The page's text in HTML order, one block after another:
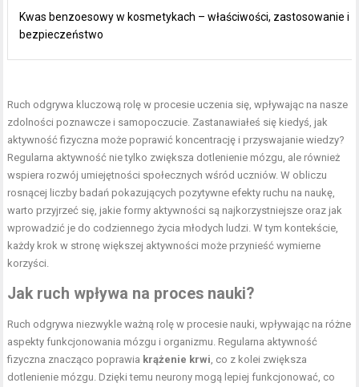
Kwas benzoesowy w kosmetykach – właściwości, zastosowanie i
bezpieczeństwo
Ruch odgrywa kluczową rolę w procesie uczenia się, wpływając na nasze
zdolności poznawcze i samopoczucie. Zastanawiałeś się kiedyś, jak
aktywność fizyczna może poprawić koncentrację i przyswajanie wiedzy?
Regularna aktywność nie tylko zwiększa dotlenienie mózgu, ale również
wspiera rozwój umiejętności społecznych wśród uczniów. W obliczu
rosnącej liczby badań pokazujących pozytywne efekty ruchu na naukę,
warto przyjrzeć się, jakie formy aktywności są najkorzystniejsze oraz jak
wprowadzić je do codziennego życia młodych ludzi. W tym kontekście,
każdy krok w stronę większej aktywności może przynieść wymierne
korzyści.
Jak ruch wpływa na proces nauki?
Ruch odgrywa niezwykle ważną rolę w procesie nauki, wpływając na różne
aspekty funkcjonowania mózgu i organizmu. Regularna aktywność
fizyczna znacząco poprawia krążenie krwi , co z kolei zwiększa
dotlenienie mózgu. Dzięki temu neurony mogą lepiej funkcjonować, co